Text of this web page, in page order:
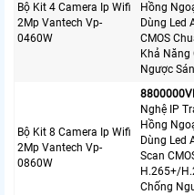
Bộ Kit 4 Camera Ip Wifi
2Mp Vantech Vp-
0460W
Hồng
Dùng Led
CMOS
Khả Năng
Ngược
Bộ Kit 8 Camera Ip Wifi
2Mp Vantech Vp-
0860W
Nghệ IP
Hồng
Dùng Led
Scan
H.265+/
Chống